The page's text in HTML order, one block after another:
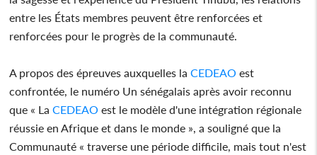
entre les États membres peuvent être renforcées et
renforcées pour le progrès de la communauté.
A propos des épreuves auxquelles la CEDEAO est
confrontée, le numéro Un sénégalais après avoir reconnu
que « La CEDEAO est le modèle d'une intégration régionale
réussie en Afrique et dans le monde », a souligné que la
Communauté « traverse une période difficile, mais tout n'est